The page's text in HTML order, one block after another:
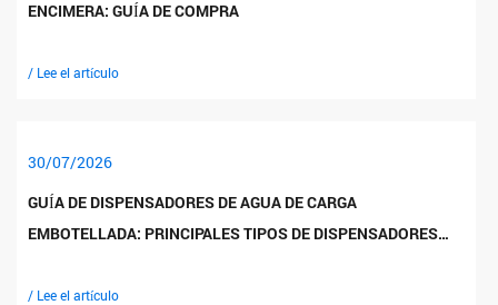
ENCIMERA: GUÍA DE COMPRA
/ Lee el artículo
30/07/2026
GUÍA DE DISPENSADORES DE AGUA DE CARGA
EMBOTELLADA: PRINCIPALES TIPOS DE DISPENSADORES
/ Lee el artículo